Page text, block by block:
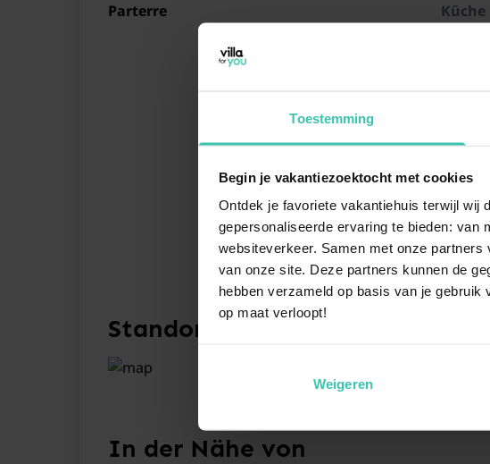
Toestemming
Begin je vakantiezoektocht met cookies
Ontdek je favoriete vakantiehuis terwijl wij
gepersonaliseerde ervaring te bieden: van
websiteverkeer. Samen met onze
van onze site. Deze partners kunnen de
hebben verzameld op basis van je
op maat verloopt!
Weigeren
Parterre Küche
Standort
In der Nähe von